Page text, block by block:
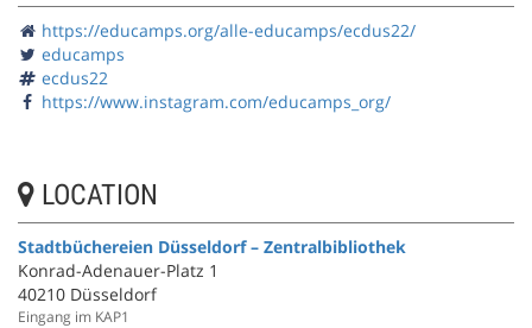
https://educamps.org/alle-educamps/ecdus22/
educamps
ecdus22
https://www.instagram.com/educamps_org/
LOCATION
Stadtbüchereien Düsseldorf – Zentralbibliothek
Konrad-Adenauer-Platz 1
40210 Düsseldorf
Eingang im KAP1